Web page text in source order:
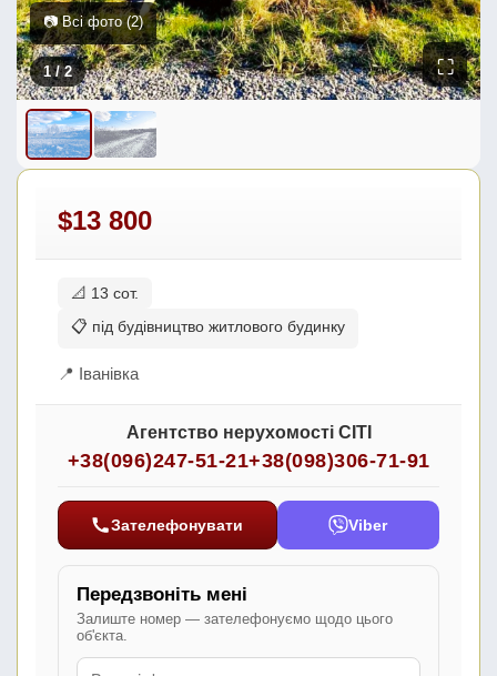
1/ 2 ⛶
📷 Всі фото (2)
$13 800
📐 13 сот.
📋 під будівництво житлового будинку
📍 Іванівка
Агентство нерухомості СІТІ
+38(096)247-51-21+38(098)306-71-91
Зателефонувати Viber
Передзвоніть мені
Залиште номер — зателефонуємо щодо цього
об'єкта.